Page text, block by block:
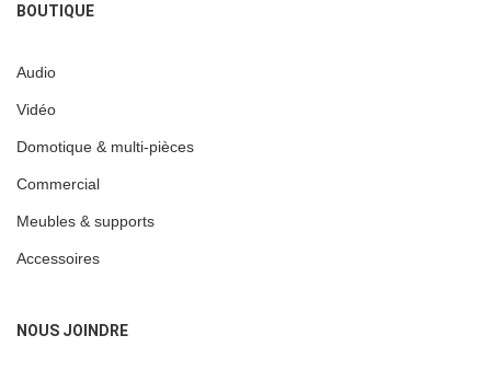
BOUTIQUE
Audio
Vidéo
Domotique & multi-pièces
Commercial
Meubles & supports
Accessoires
NOUS JOINDRE